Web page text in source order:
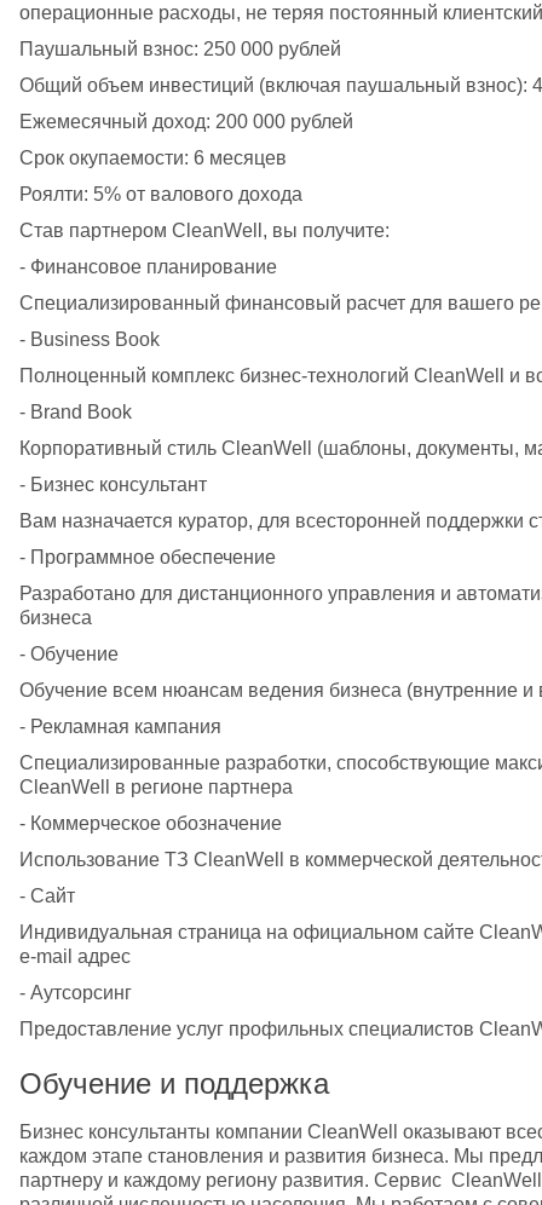
операционные расходы, не теряя постоянный
Паушальный взнос: 250 000 рублей
Общий объем инвестиций (включая паушальный взнос):
Ежемесячный доход: 200 000 рублей
Срок окупаемости: 6 месяцев
Роялти: 5% от валового дохода
Став партнером CleanWell, вы получите:
- Финансовое планирование
Специализированный финансовый расчет для вашего
- Business Book
Полноценный комплекс бизнес-технологий CleanWell и
- Brand Book
Корпоративный стиль CleanWell (шаблоны, документы,
- Бизнес консультант
Вам назначается куратор, для всесторонней поддержки
- Программное обеспечение
Разработано для дистанционного управления и
бизнеса
- Обучение
Обучение всем нюансам ведения бизнеса (внутренние
- Рекламная кампания
Специализированные разработки, способствующие
CleanWell в регионе партнера
- Коммерческое обозначение
Использование ТЗ CleanWell в коммерческой
- Сайт
Индивидуальная страница на официальном сайте
e-mail адрес
- Аутсорсинг
Предоставление услуг профильных специалистов
Обучение и поддержка
Бизнес консультанты компании CleanWell оказывают
каждом этапе становления и развития бизнеса. Мы
партнеру и каждому региону развития. Cервис